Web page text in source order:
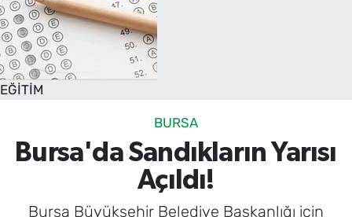
EĞİTİM
BURSA
Bursa'da Sandıkların Yarısı
Açıldı!
Bursa Büyükşehir Belediye Başkanlığı için